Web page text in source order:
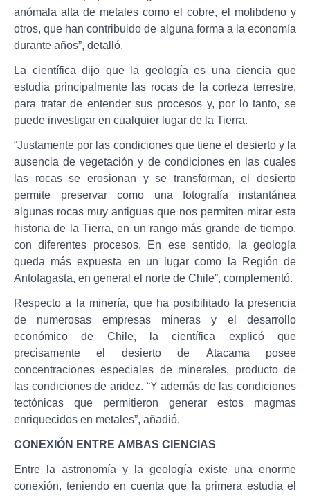
anómala alta de metales como el cobre, el molibdeno y
otros, que han contribuido de alguna forma a la economía
durante años”, detalló.
La científica dijo que la geología es una ciencia que
estudia principalmente las rocas de la corteza terrestre,
para tratar de entender sus procesos y, por lo tanto, se
puede investigar en cualquier lugar de la Tierra.
“Justamente por las condiciones que tiene el desierto y la
ausencia de vegetación y de condiciones en las cuales
las rocas se erosionan y se transforman, el desierto
permite preservar como una fotografía instantánea
algunas rocas muy antiguas que nos permiten mirar esta
historia de la Tierra, en un rango más grande de tiempo,
con diferentes procesos. En ese sentido, la geología
queda más expuesta en un lugar como la Región de
Antofagasta, en general el norte de Chile”, complementó.
Respecto a la minería, que ha posibilitado la presencia
de numerosas empresas mineras y el desarrollo
económico de Chile, la científica explicó que
precisamente el desierto de Atacama posee
concentraciones especiales de minerales, producto de
las condiciones de aridez. “Y además de las condiciones
tectónicas que permitieron generar estos magmas
enriquecidos en metales”, añadió.
CONEXIÓN ENTRE AMBAS CIENCIAS
Entre la astronomía y la geología existe una enorme
conexión, teniendo en cuenta que la primera estudia el